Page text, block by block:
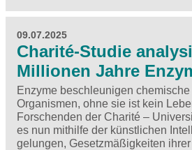
09.07.2025
Charité-Studie
Millionen Jahre
Enzyme beschleunigen
Organismen, ohne sie ist kein
Forschenden der Charité –
es nun mithilfe der künstlichen
gelungen, Gesetzmäßigkeiten